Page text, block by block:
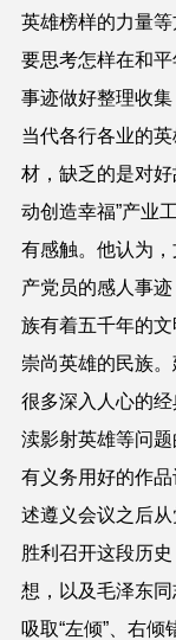
英雄榜样的力量
要思考怎样在和
事迹做好整理收
当代各行各业的
材，缺乏的是对
动创造幸福”产业
有感触。他认为
产党员的感人事
族有着五千年的
崇尚英雄的民族
很多深入人心的
渎影射英雄等问
有义务用好的作
述遵义会议之后
胜利召开这段历
想，以及毛泽东
吸取“左倾”、右